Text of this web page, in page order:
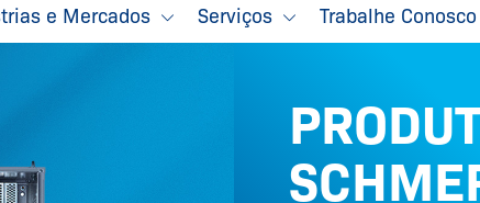
e Mercados Serviços Trabalhe